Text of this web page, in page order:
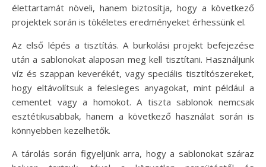
élettartamát növeli, hanem biztosítja, hogy a következő
projektek során is tökéletes eredményeket érhessünk el.
Az első lépés a tisztítás. A burkolási projekt befejezése
után a sablonokat alaposan meg kell tisztítani. Használjunk
víz és szappan keverékét, vagy speciális tisztítószereket,
hogy eltávolítsuk a felesleges anyagokat, mint például a
cementet vagy a homokot. A tiszta sablonok nemcsak
esztétikusabbak, hanem a következő használat során is
könnyebben kezelhetők.
A tárolás során figyeljünk arra, hogy a sablonokat száraz